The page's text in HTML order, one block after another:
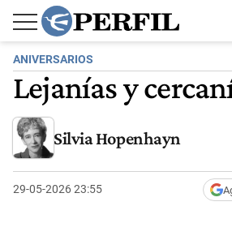
ANIVERSARIOS
Lejanías y
Silvia Hopenhayn
29-05-2026 23:55